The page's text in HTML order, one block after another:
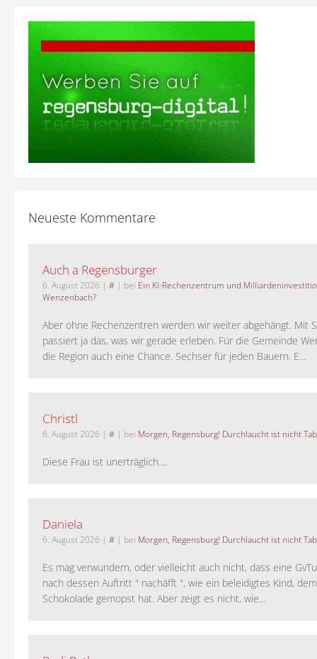
Neueste Kommentare
Auch a Regensburger
6. August 2026 | # | bei Ein KI-Rechenzentrum und
Wenzenbach?
Aber ohne Rechenzentren werden wir weiter abgehängt. Mit
passiert ja das, was wir gerade erleben. Für die Gemeinde
die Region auch eine Chance. Sechser für jeden Bauern. E...
Christl
6. August 2026 | # | bei Morgen, Regensburg! Durchlaucht ist nicht
Diese Frau ist unerträglich....
Daniela
6. August 2026 | # | bei Morgen, Regensburg! Durchlaucht ist nicht
Es mag verwundern, oder vielleicht auch nicht, dass eine
nach dessen Auftritt " nachäfft ", wie ein beleidigtes Kind,
Schokolade gemopst hat. Aber zeigt es nicht, wie...